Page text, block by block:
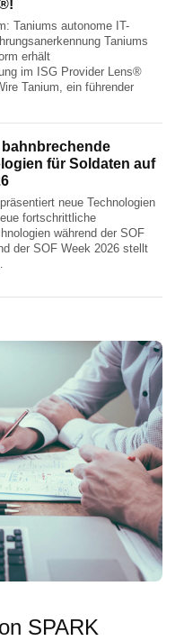
Taniums autonome IT-
Taniums
erhält
im ISG Provider Lens®
Tanium, ein führender
für Soldaten auf
neue Technologien
fortschrittliche
während der SOF
der SOF Week 2026 stellt
SPARK